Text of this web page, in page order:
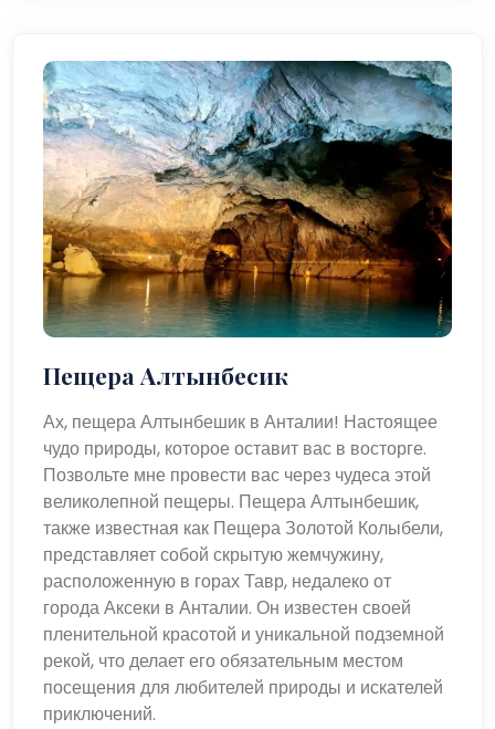
Пещера Алтынбесик
Ах, пещера Алтынбешик в Анталии! Настоящее
чудо природы, которое оставит вас в восторге.
Позвольте мне провести вас через чудеса этой
великолепной пещеры. Пещера Алтынбешик,
также известная как Пещера Золотой Колыбели,
представляет собой скрытую жемчужину,
расположенную в горах Тавр, недалеко от
города Аксеки в Анталии. Он известен своей
пленительной красотой и уникальной подземной
рекой, что делает его обязательным местом
посещения для любителей природы и искателей
приключений.